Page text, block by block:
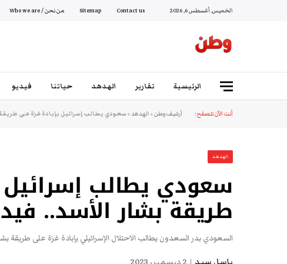
الخميس, أغسطس 6, 2026 Contact us
Sitemap من نحن / Who we are
الرئيسية تقارير الهدهد حياتنا فيديو
أنت الآن تتصفح: أرشيف وطن»الهدهد»سعودي يطالب إسرائيل بإبادة غزة على
الهدهد
سعودي يطالب إسرائيل
طريقة بشار الأسد..
السعودي بدر السعدون يطالب الاحتلال الإسرائيلي بإبادة غزة على طريقة